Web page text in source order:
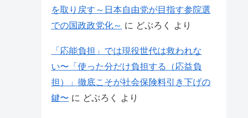
を取り戻す～日本自由党が目指す参院選
での国政政党化～ に どぶろく より
「応能負担」では現役世代は救われな
い〜「使った分だけ負担する（応益負
担）」徹底こそが社会保険料引き下げの
鍵〜 に どぶろく より